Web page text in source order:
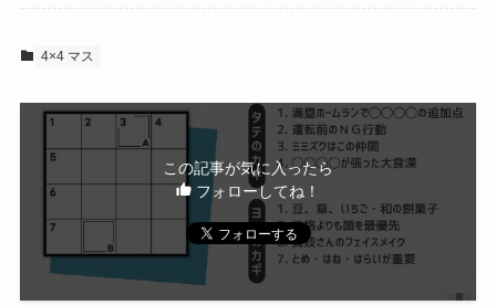
4×4 マス
この記事が気に入ったら
フォローしてね！